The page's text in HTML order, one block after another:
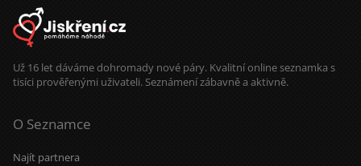
Už 16 let dáváme dohromady nové páry. Kvalitní online seznamka s
tisíci prověřenými uživateli. Seznámení zábavně a aktivně.
O Seznamce
Najít partnera